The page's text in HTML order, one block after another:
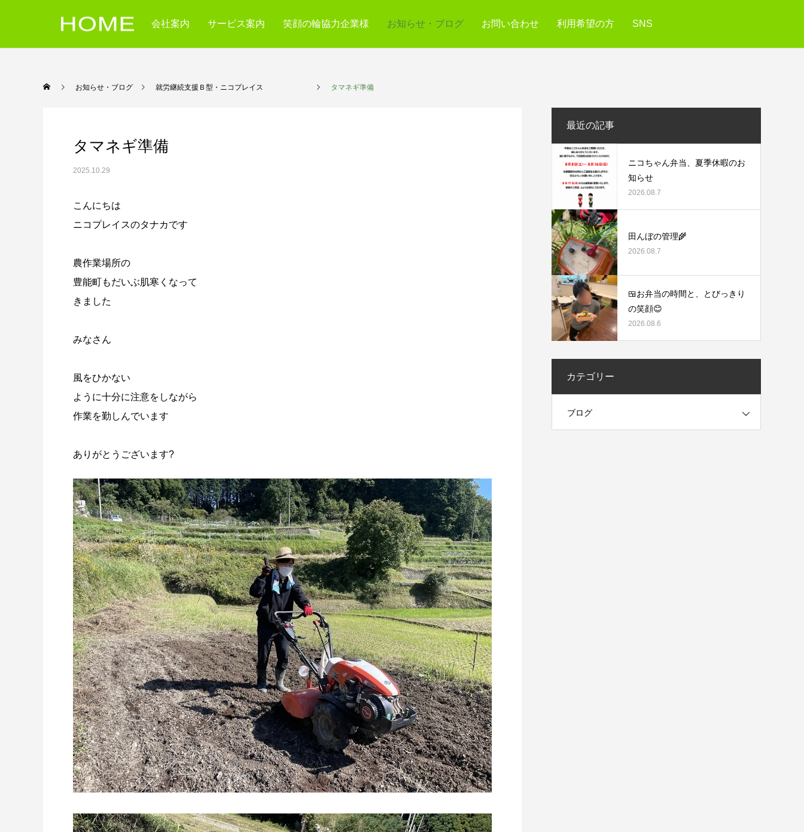
会社案内 サービス案内 笑顔の輪協力企業様 お知らせ・ブログ お問い合わせ 利用希望の方 SNS
お知らせ・ブログ 就労継続支援Ｂ型・ニコプレイス タマネギ準備
タマネギ準備
2025.10.29
こんにちは
ニコプレイスのタナカです
農作業場所の
豊能町もだいぶ肌寒くなって
きました
みなさん
風をひかない
ように十分に注意をしながら
作業を勤しんでいます
ありがとうございます?
最近の記事
ニコちゃん弁当、夏季休暇のお
知らせ
2026.08.7
田んぼの管理🌾
2026.08.7
🍱お弁当の時間と、とびっきり
の笑顔😊
2026.08.6
カテゴリー
ブログ